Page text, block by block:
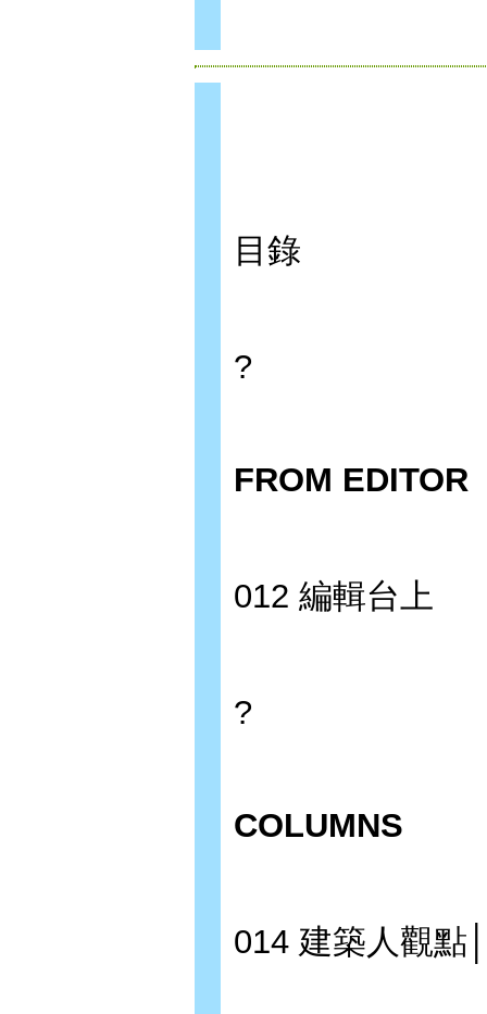
目錄
?
FROM EDITOR
012 編輯台上
?
COLUMNS
014 建築人觀點